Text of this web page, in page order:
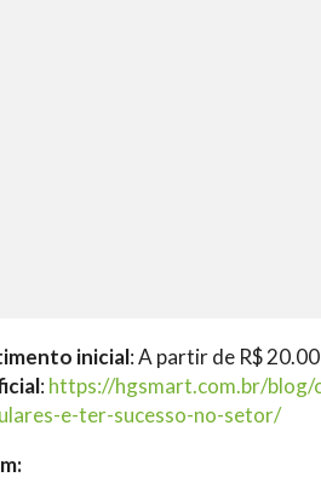
inicial: A partir de R$
: https://hgsmart.com.br/blog/
e-ter-sucesso-no-setor/